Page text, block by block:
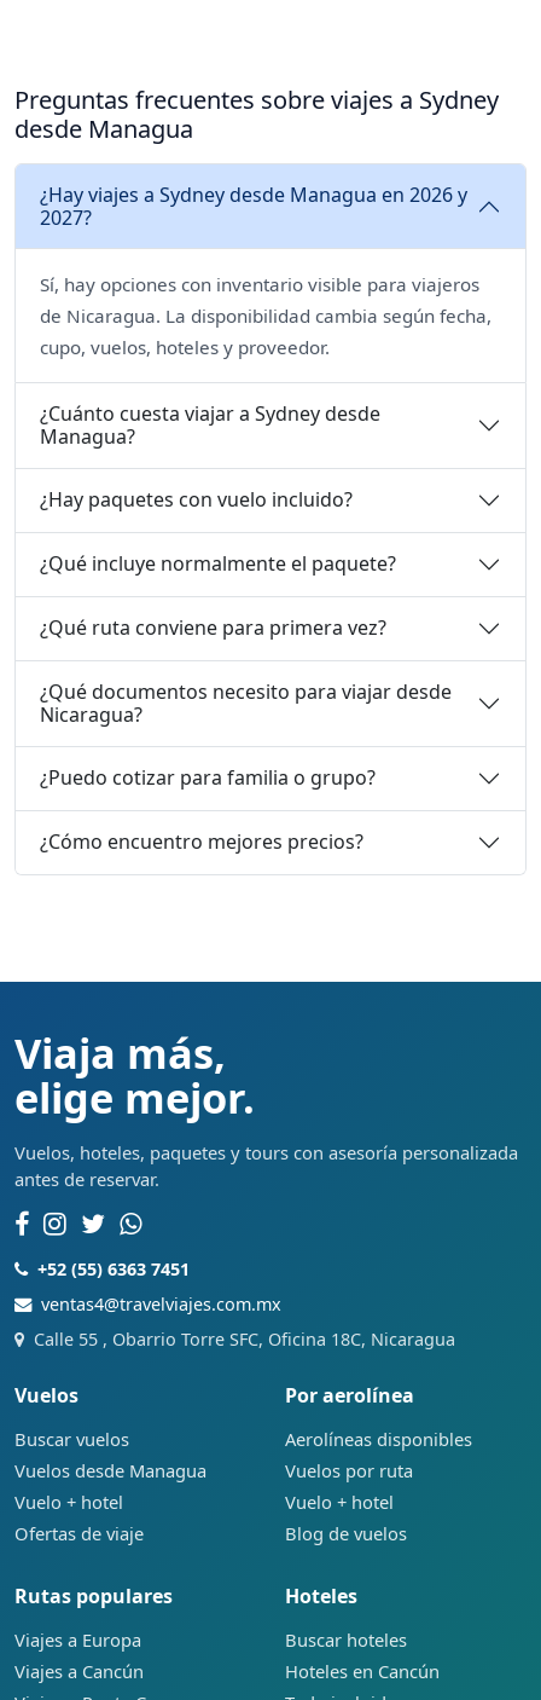
Preguntas frecuentes sobre viajes a Sydney
desde Managua
¿Hay viajes a Sydney desde Managua en 2026 y
2027?
Sí, hay opciones con inventario visible para viajeros
de Nicaragua. La disponibilidad cambia según fecha,
cupo, vuelos, hoteles y proveedor.
¿Cuánto cuesta viajar a Sydney desde
Managua?
¿Hay paquetes con vuelo incluido?
¿Qué incluye normalmente el paquete?
¿Qué ruta conviene para primera vez?
¿Qué documentos necesito para viajar desde
Nicaragua?
¿Puedo cotizar para familia o grupo?
¿Cómo encuentro mejores precios?
Viaja más,
elige mejor.
Vuelos, hoteles, paquetes y tours con asesoría personalizada
antes de reservar.
+52 (55) 6363 7451
ventas4@travelviajes.com.mx
Calle 55 , Obarrio Torre SFC, Oficina 18C, Nicaragua
Vuelos
Buscar vuelos
Vuelos desde Managua
Vuelo + hotel
Ofertas de viaje
Por aerolínea
Aerolíneas disponibles
Vuelos por ruta
Vuelo + hotel
Blog de vuelos
Rutas populares
Viajes a Europa
Viajes a Cancún
Hoteles
Buscar hoteles
Hoteles en Cancún